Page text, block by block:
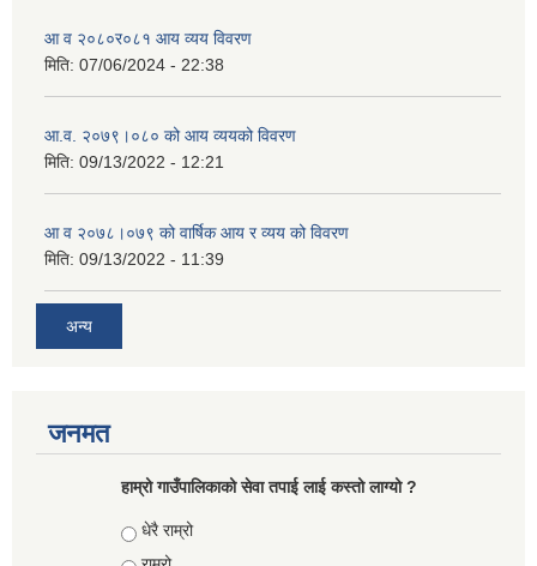
आ व २०८०र०८१ आय व्यय विवरण
मिति: 07/06/2024 - 22:38
आ.व. २०७९।०८० को आय व्ययको विवरण
मिति: 09/13/2022 - 12:21
आ‍ व २०७८।०७९ को वार्षिक आय र व्यय को विवरण
मिति: 09/13/2022 - 11:39
अन्य
जनमत
हाम्रो गाउँपालिकाको सेवा तपाई लाई कस्तो लाग्यो ?
Choices
धेरै राम्रो